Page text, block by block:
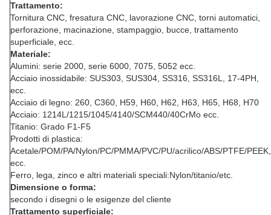
Trattamento:
Tornitura CNC, fresatura CNC, lavorazione CNC, torni automatici,
perforazione, macinazione, stampaggio, bucce, trattamento
superficiale, ecc.
Materiale:
Alumini: serie 2000, serie 6000, 7075, 5052 ecc.
Acciaio inossidabile: SUS303, SUS304, SS316, SS316L, 17-4PH,
ecc.
Acciaio di legno: 260, C360, H59, H60, H62, H63, H65, H68, H70
Acciaio: 1214L/1215/1045/4140/SCM440/40CrMo ecc.
Titanio: Grado F1-F5
Prodotti di plastica:
Acetale/POM/PA/Nylon/PC/PMMA/PVC/PU/acrilico/ABS/PTFE/PEEK,
ecc.
Ferro, lega, zinco e altri materiali speciali:Nylon/titanio/etc.
Dimensione o forma:
secondo i disegni o le esigenze del cliente
Trattamento superficiale: